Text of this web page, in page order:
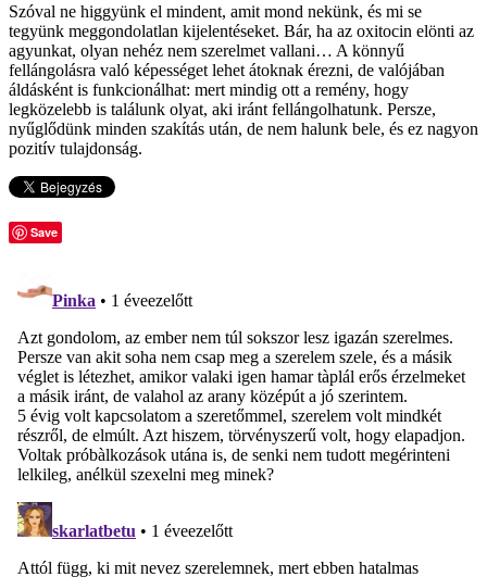
Szóval ne higgyünk el mindent, amit mond nekünk, és mi se
tegyünk meggondolatlan kijelentéseket. Bár, ha az oxitocin elönti az
agyunkat, olyan nehéz nem szerelmet vallani… A könnyű
fellángolásra való képességet lehet átoknak érezni, de valójában
áldásként is funkcionálhat: mert mindig ott a remény, hogy
legközelebb is találunk olyat, aki iránt fellángolhatunk. Persze,
nyűglődünk minden szakítás után, de nem halunk bele, és ez nagyon
pozitív tulajdonság.
Save